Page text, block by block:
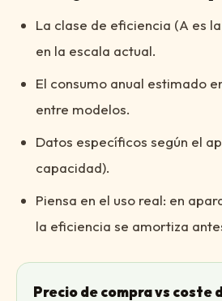
La clase de eficiencia (A es
en la escala actual.
El consumo anual estimado
entre modelos.
Datos específicos según el
capacidad).
Piensa en el uso real: en
la eficiencia se amortiza
Precio de compra vs coste